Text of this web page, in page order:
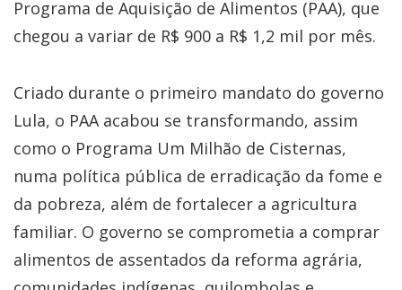
Programa de Aquisição de Alimentos (PAA), que
chegou a variar de R$ 900 a R$ 1,2 mil por mês.
Criado durante o primeiro mandato do governo
Lula, o PAA acabou se transformando, assim
como o Programa Um Milhão de Cisternas,
numa política pública de erradicação da fome e
da pobreza, além de fortalecer a agricultura
familiar. O governo se comprometia a comprar
alimentos de assentados da reforma agrária,